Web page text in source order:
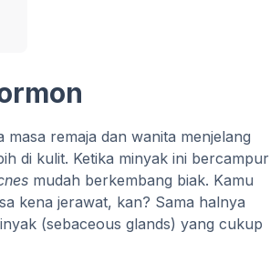
remaja dan wanita menjelang
di kulit. Ketika minyak ini bercampur
mudah berkembang biak. Kamu
kena jerawat, kan? Sama halnya
(sebaceous glands) yang cukup